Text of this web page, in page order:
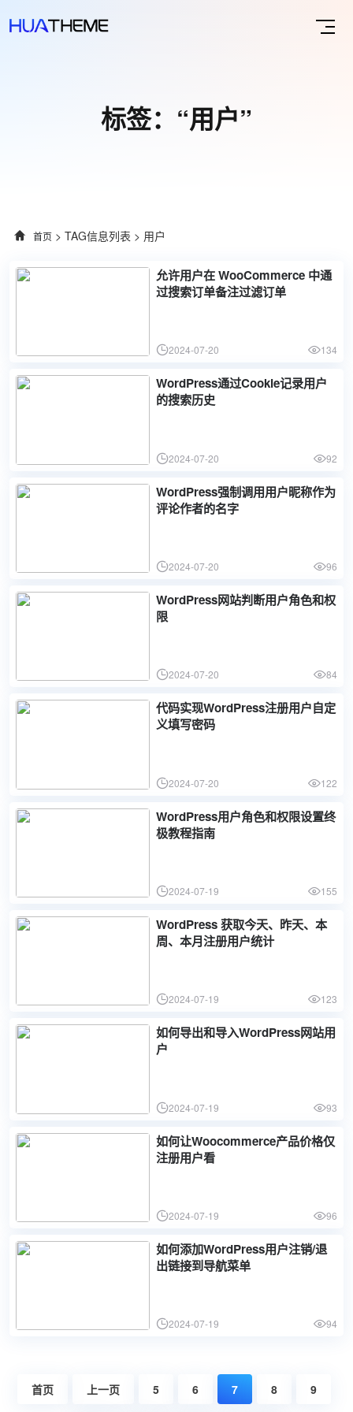
标签：“用户”
首页 > TAG信息列表 > 用户
允许用户在 WooCommerce 中通
过搜索订单备注过滤订单
2024-07-20 134
WordPress通过Cookie记录用户
的搜索历史
2024-07-20 92
WordPress强制调用用户昵称作为
评论作者的名字
2024-07-20 96
WordPress网站判断用户角色和权
限
2024-07-20 84
代码实现WordPress注册用户自定
义填写密码
2024-07-20 122
WordPress用户角色和权限设置终
极教程指南
2024-07-19 155
WordPress 获取今天、昨天、本
周、本月注册用户统计
2024-07-19 123
如何导出和导入WordPress网站用
户
2024-07-19 93
如何让Woocommerce产品价格仅
注册用户看
2024-07-19 96
如何添加WordPress用户注销/退
出链接到导航菜单
2024-07-19 94
首页 上一页 5 6 7 8 9